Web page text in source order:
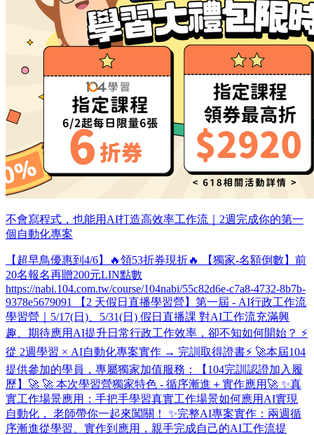
不會寫程式，也能用AI打造高效率工作流｜2週完成你的第一
個自動化專案
【超早鳥優惠到4/6】🔥領53折券現折🔥 【獨家-名額倒數】前
20名報名再贈200元LIN點數
https://nabi.104.com.tw/course/104nabi/55c82d6e-c7a8-4732-8b7b-
9378e5679091 【2 天假日直播學習營】第一屆 - AI行政工作流
學習營​｜5/17(日)、5/31(日) 假日直播課 對AI工作流充滿興
趣、期待應用AI提升日常行政工作效率，卻不知如何開始？ ⚡
從 2週學習 × AI自動化專案實作 → 完訓取得證書⚡ 🚀本屆104
提供參加的學員，專屬獨家加值服務：【104完訓認證加入履
歷】🚀 🚀 本次學習營獨家特色 - 循序漸進＋實作應用🚀 ✨真
實工作場景應用：手把手學習真實工作場景如何應用AI實現
自動化， 老師帶你一起來闖關！ ✨完整AI專案實作：兩週循
序漸進從學習、實作到應用，親手完成自己的AI工作流提